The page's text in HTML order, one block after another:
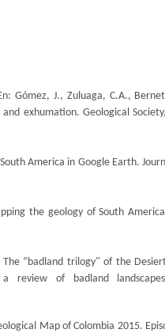
Gómez, J., Zuluaga, C.A.,
exhumation. Geological Society,
America in Google Earth.
the geology of South
“badland trilogy" of the
review of badland
Map of Colombia 2015.